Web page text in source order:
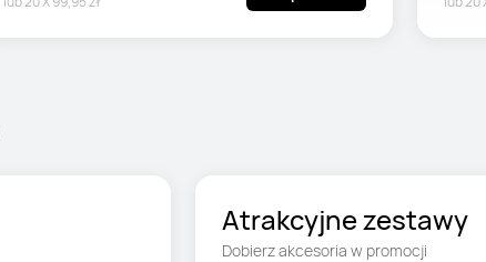
Atrakcyjne zestawy
Dobierz akcesoria w promocji